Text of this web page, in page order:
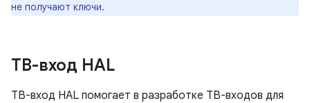
не получают ключи.
ТВ-вход HAL
ТВ-вход HAL помогает в разработке ТВ-входов для